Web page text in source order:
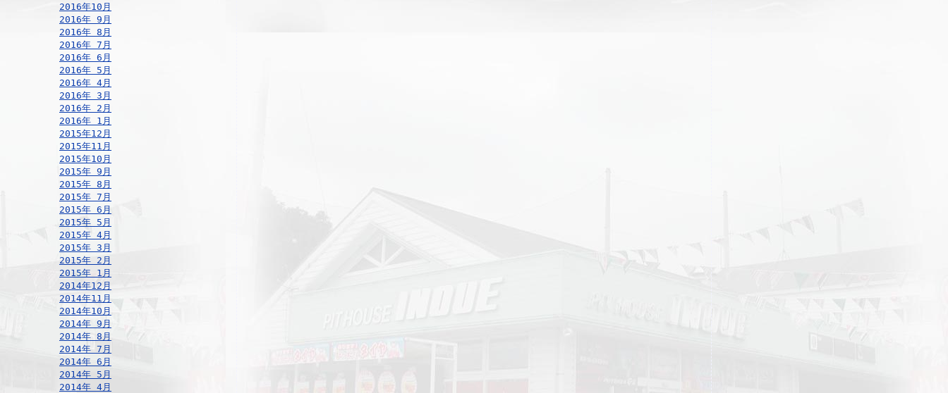
2016年10月
2016年 9月
2016年 8月
2016年 7月
2016年 6月
2016年 5月
2016年 4月
2016年 3月
2016年 2月
2016年 1月
2015年12月
2015年11月
2015年10月
2015年 9月
2015年 8月
2015年 7月
2015年 6月
2015年 5月
2015年 4月
2015年 3月
2015年 2月
2015年 1月
2014年12月
2014年11月
2014年10月
2014年 9月
2014年 8月
2014年 7月
2014年 6月
2014年 5月
2014年 4月